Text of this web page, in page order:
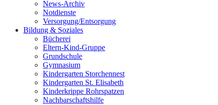
News-Archiv
Notdienste
Versorgung/Entsorgung
Bildung & Soziales
Bücherei
Eltern-Kind-Gruppe
Grundschule
Gymnasium
Kindergarten Storchennest
Kindergarten St. Elisabeth
Kinderkrippe Rohrspatzen
Nachbarschaftshilfe